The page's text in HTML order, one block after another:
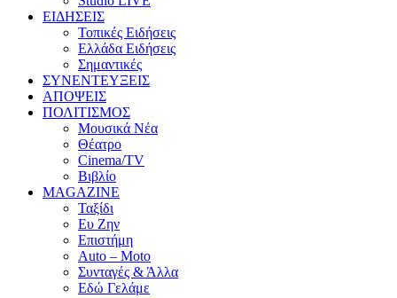
ΕΙΔΗΣΕΙΣ
Τοπικές Ειδήσεις
Ελλάδα Ειδήσεις
Σημαντικές
ΣΥΝΕΝΤΕΥΞΕΙΣ
ΑΠΟΨΕΙΣ
ΠΟΛΙΤΙΣΜΟΣ
Μουσικά Νέα
Θέατρο
Cinema/TV
Βιβλίο
MAGAZINE
Ταξίδι
Ευ Ζην
Επιστήμη
Auto – Moto
Συνταγές & Άλλα
Εδώ Γελάμε